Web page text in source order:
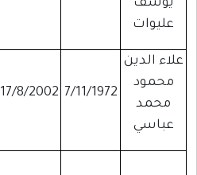
يوسف
عليوات
علاء الدين
محمود
محمد
عباسي
7/11/1972
17/8/2002